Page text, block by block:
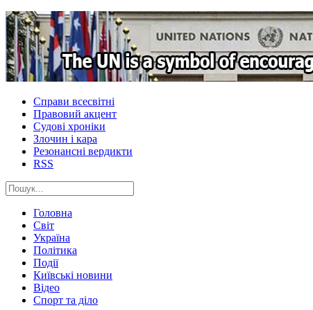
Справи всесвітні
Правовий акцент
Судові хроніки
Злочин і кара
Резонансні вердикти
RSS
Головна
Світ
Україна
Політика
Події
Київські новини
Відео
Спорт та діло